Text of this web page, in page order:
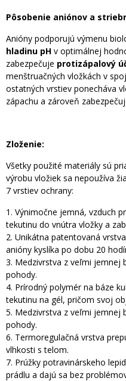
Pôsobenie aniónov a
Anióny podporujú výmenu
hladinu pH v optimálnej
zabezpečuje protizápalový
menštruačných vložkách v
ostatných vrstiev ponecháva
zápachu a zároveň
Zloženie:
Všetky použité materiály sú
výrobu vložiek sa nepoužíva
7 vrstiev ochrany:
1. Výnimočne jemná, vzduch
tekutinu do vnútra vložky a
2. Unikátna patentovaná
anióny kyslíka po dobu 20
3. Medzivrstva z veľmi jemnej
pohody.
4. Prírodný polymér na báze
tekutinu na gél, pričom svoj
5. Medzivrstva z veľmi jemnej
pohody.
6. Termoregulačná vrstva
vlhkosti s telom.
7. Prúžky potravinárskeho
prádlu a dajú sa bez